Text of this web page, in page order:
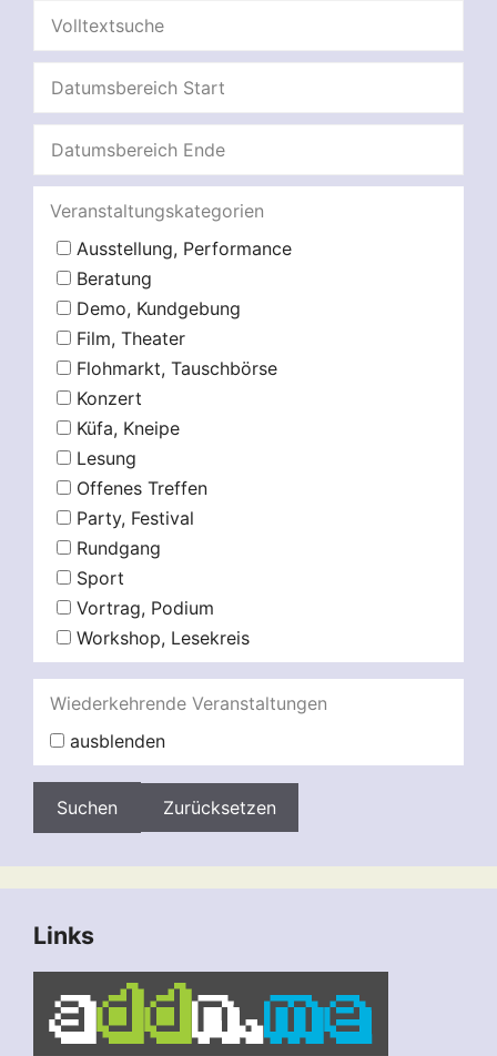
Veranstaltungskategorien
Ausstellung, Performance
Beratung
Demo, Kundgebung
Film, Theater
Flohmarkt, Tauschbörse
Konzert
Küfa, Kneipe
Lesung
Offenes Treffen
Party, Festival
Rundgang
Sport
Vortrag, Podium
Workshop, Lesekreis
Wiederkehrende Veranstaltungen
ausblenden
Zurücksetzen
Links